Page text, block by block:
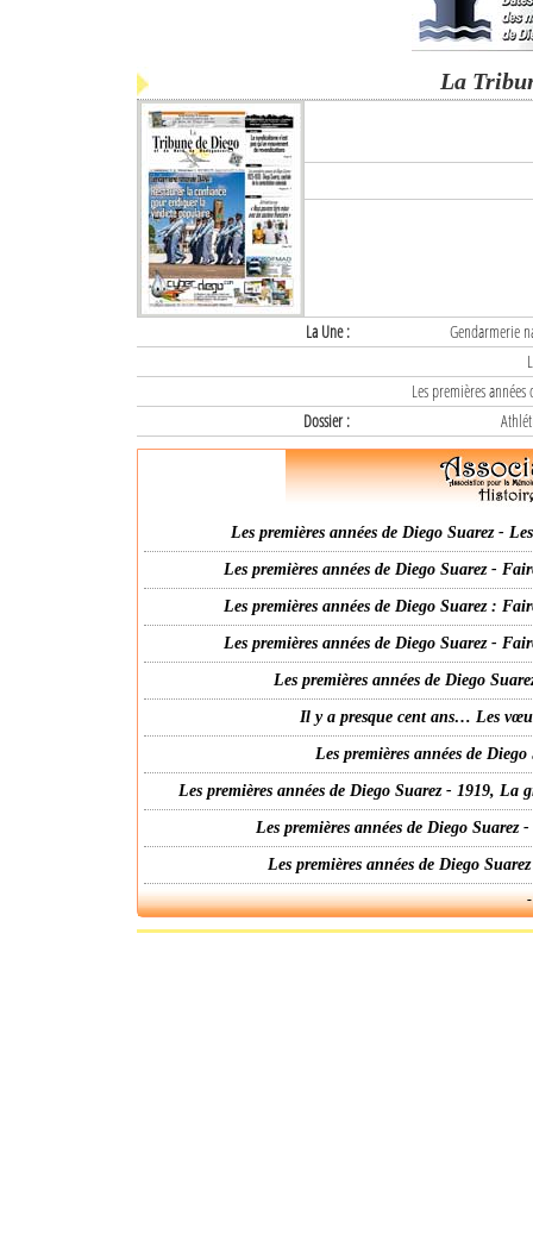
La
La Une :
Gendarmerie
Les premières
Dossier :
Les premières années de Diego Suarez -
Les premières années de Diego Suarez -
Les premières années de Diego Suarez :
Les premières années de Diego Suarez -
Les premières années de Diego
Il y a presque cent ans… Les
Les premières années de
Les premières années de Diego Suarez - 1919,
Les premières années de Diego
Les premières années de Diego